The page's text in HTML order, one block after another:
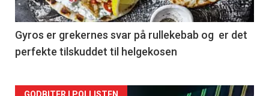
-
2
Gyros er grekernes svar på rullekebab og er det
perfekte tilskuddet til helgekosen